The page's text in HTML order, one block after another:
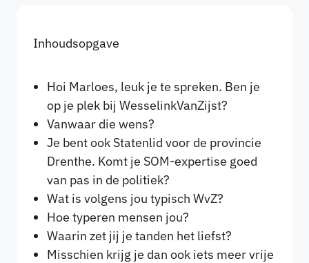
Inhoudsopgave
Hoi Marloes, leuk je te spreken. Ben je
op je plek bij WesselinkVanZijst?
Vanwaar die wens?
Je bent ook Statenlid voor de provincie
Drenthe. Komt je SOM-expertise goed
van pas in de politiek?
Wat is volgens jou typisch WvZ?
Hoe typeren mensen jou?
Waarin zet jij je tanden het liefst?
Misschien krijg je dan ook iets meer vrije